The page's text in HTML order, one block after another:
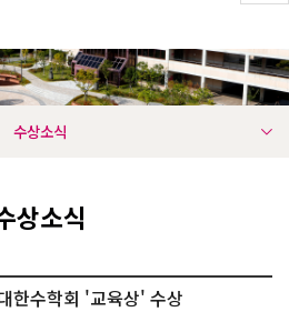
수상소식
상소식
한수학회 '교육상' 수상